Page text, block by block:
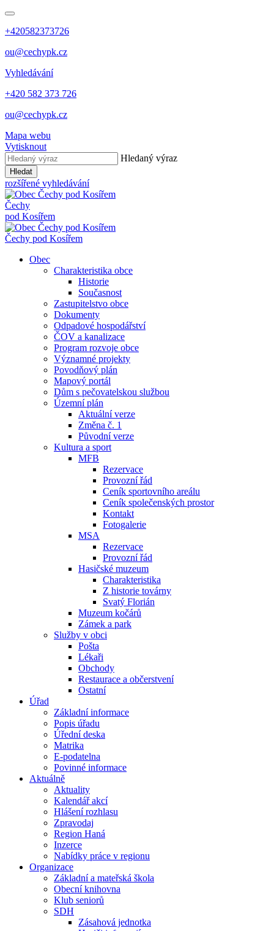
+420582373726
ou@cechypk.cz
Vyhledávání
+420 582 373 726
ou@cechypk.cz
Mapa webu
Vytisknout
Hledaný výraz
Hledat
rozšířené vyhledávání
Čechy
pod Kosířem
Čechy pod Kosířem
Obec
Charakteristika obce
Historie
Současnost
Zastupitelstvo obce
Dokumenty
Odpadové hospodářství
ČOV a kanalizace
Program rozvoje obce
Významné projekty
Povodňový plán
Mapový portál
Dům s pečovatelskou službou
Územní plán
Aktuální verze
Změna č. 1
Původní verze
Kultura a sport
MFB
Rezervace
Provozní řád
Ceník sportovního areálu
Ceník společenských prostor
Kontakt
Fotogalerie
MSA
Rezervace
Provozní řád
Hasičské muzeum
Charakteristika
Z historie továrny
Svatý Florián
Muzeum kočárů
Zámek a park
Služby v obci
Pošta
Lékaři
Obchody
Restaurace a občerstvení
Ostatní
Úřad
Základní informace
Popis úřadu
Úřední deska
Matrika
E-podatelna
Povinné informace
Aktuálně
Aktuality
Kalendář akcí
Hlášení rozhlasu
Zpravodaj
Region Haná
Inzerce
Nabídky práce v regionu
Organizace
Základní a mateřská škola
Obecní knihovna
Klub seniorů
SDH
Zásahová jednotka